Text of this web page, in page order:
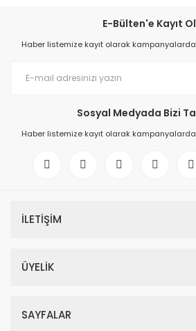
E-Bülten'e Kayıt
Haber listemize kayıt olarak
Sosyal Medyada Bizi
Haber listemize kayıt olarak
İLETİŞİM
ÜYELİK
SAYFALAR